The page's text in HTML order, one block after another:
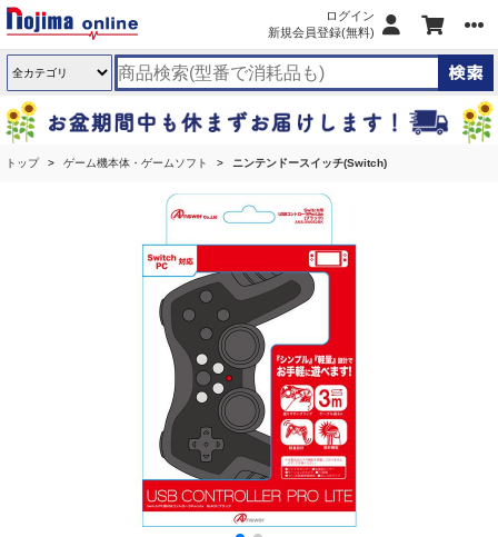
ログイン
新規会員登録(無料)
トップ ゲーム機本体・ゲームソフト ニンテンドースイッチ(Switch)